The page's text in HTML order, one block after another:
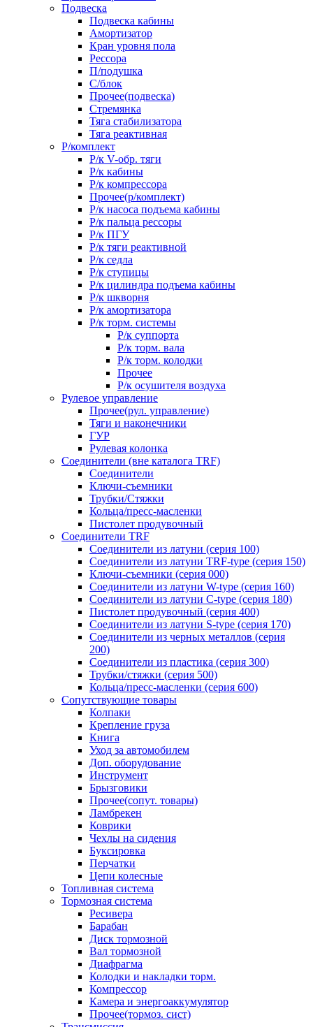
Подвеска
Подвеска кабины
Амортизатор
Кран уровня пола
Рессора
П/подушка
С/блок
Прочее(подвеска)
Стремянка
Тяга стабилизатора
Тяга реактивная
Р/комплект
Р/к V-обр. тяги
Р/к кабины
Р/к компрессора
Прочее(р/комплект)
Р/к насоса подъема кабины
Р/к пальца рессоры
Р/к ПГУ
Р/к тяги реактивной
Р/к седла
Р/к ступицы
Р/к цилиндра подъема кабины
Р/к шкворня
Р/к амортизатора
Р/к торм. системы
Р/к суппорта
Р/к торм. вала
Р/к торм. колодки
Прочее
Р/к осушителя воздуха
Рулевое управление
Прочее(рул. управление)
Тяги и наконечники
ГУР
Рулевая колонка
Соединители (вне каталога TRF)
Соединители
Ключи-cъемники
Трубки/Стяжки
Кольца/пресс-масленки
Пистолет продувочный
Соединители TRF
Соединители из латуни (серия 100)
Соединители из латуни TRF-type (серия 150)
Ключи-съемники (серия 000)
Соединители из латуни W-type (серия 160)
Соединители из латуни С-type (серия 180)
Пистолет продувочный (серия 400)
Соединители из латуни S-type (серия 170)
Соединители из черных металлов (серия
200)
Соединители из пластика (серия 300)
Трубки/стяжки (серия 500)
Кольца/пресс-масленки (серия 600)
Сопутствующие товары
Колпаки
Крепление груза
Книга
Уход за автомобилем
Доп. оборудование
Инструмент
Брызговики
Прочее(сопут. товары)
Ламбрекен
Коврики
Чехлы на сидения
Буксировка
Перчатки
Цепи колесные
Топливная система
Тормозная система
Ресивера
Барабан
Диск тормозной
Вал тормозной
Диафрагма
Колодки и накладки торм.
Компрессор
Камера и энергоаккумулятор
Прочее(тормоз. сист)